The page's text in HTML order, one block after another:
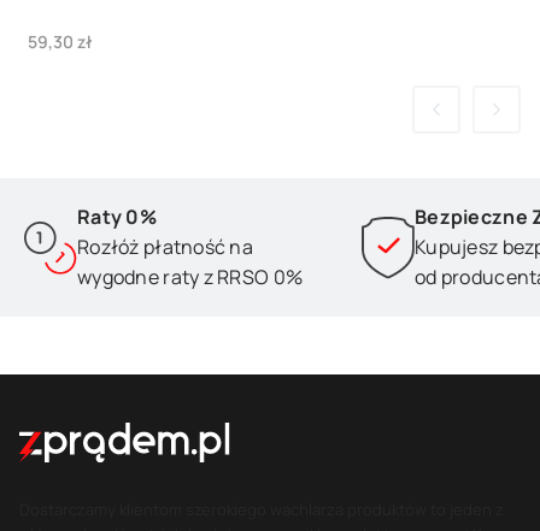
Cena
59,30 zł
Raty 0%
Rozłóż płatność na
wygodne raty z RRSO 0%
Bezpieczne
Kupujesz
od